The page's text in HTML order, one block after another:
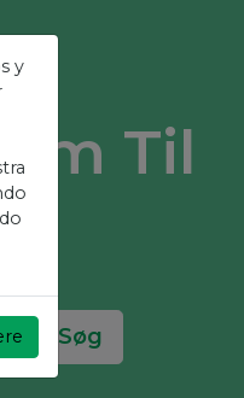
Til
Søg
y